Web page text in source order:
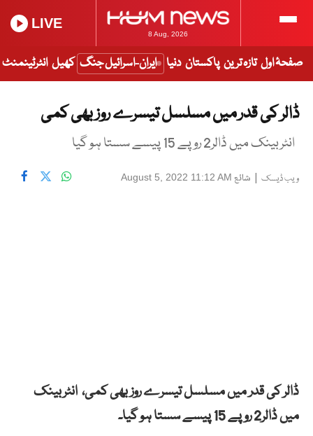
8 Aug, 2026
LIVE
صفحۂ اول تازہ ترین پاکستان دنیا ایران-اسرائیل جنگ کھیل انٹرٹینمنٹ
ڈالر کی قدر میں مسلسل تیسرے روز بھی کمی
انٹربینک میں ڈالر2 روپے 15 پیسے سستا ہو گیا
ویب ڈیسک | شائع August 5, 2022 11:12 AM
ڈالر کی قدر میں مسلسل تیسرے روز بھی کمی، انٹربینک
میں ڈالر2 روپے 15 پیسے سستا ہو گیا۔